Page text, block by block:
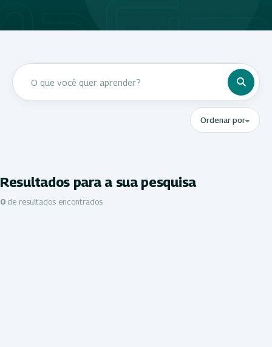
Ordenar por
Resultados para a sua pesquisa
0de resultados encontrados